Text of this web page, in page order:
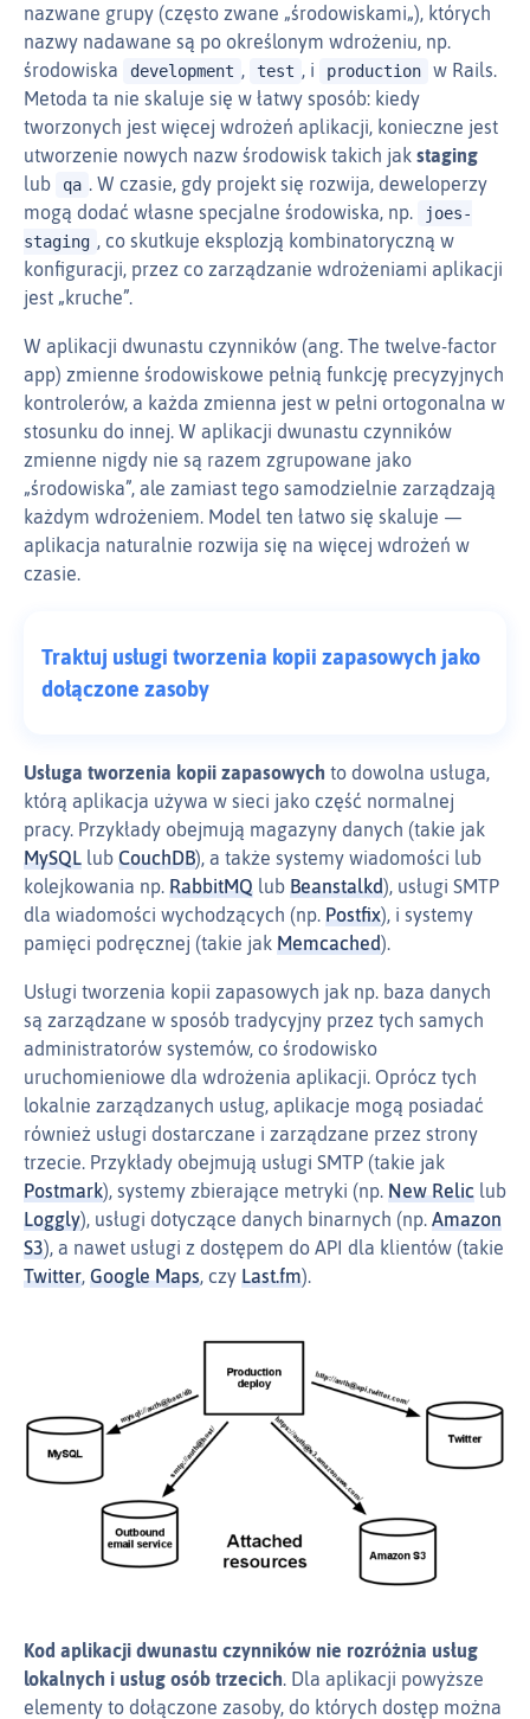
nazwane grupy (często zwane „środowiskami„), których
nazwy nadawane są po określonym wdrożeniu, np.
środowiska
development test , i production
w Rails.
Metoda ta nie skaluje się w łatwy sposób: kiedy
tworzonych jest więcej wdrożeń aplikacji, konieczne jest
utworzenie nowych nazw środowisk takich jak staging
lub
qa
. W czasie, gdy projekt się rozwija, deweloperzy
mogą dodać własne specjalne środowiska, np.
joes-
staging
, co skutkuje eksplozją kombinatoryczną w
konfiguracji, przez co zarządzanie wdrożeniami aplikacji
jest „kruche”.
W aplikacji dwunastu czynników (ang. The twelve-factor
app) zmienne środowiskowe pełnią funkcję precyzyjnych
kontrolerów, a każda zmienna jest w pełni ortogonalna w
stosunku do innej. W aplikacji dwunastu czynników
zmienne nigdy nie są razem zgrupowane jako
„środowiska”, ale zamiast tego samodzielnie zarządzają
każdym wdrożeniem. Model ten łatwo się skaluje —
aplikacja naturalnie rozwija się na więcej wdrożeń w
czasie.
Traktuj usługi tworzenia kopii zapasowych jako
dołączone zasoby
Usługa tworzenia kopii zapasowych to dowolna usługa,
którą aplikacja używa w sieci jako część normalnej
pracy. Przykłady obejmują magazyny danych (takie jak
MySQL
lub CouchDB), a także systemy wiadomości lub
kolejkowania np. RabbitMQ lub Beanstalkd), usługi SMTP
dla wiadomości wychodzących (np. Postfix), i systemy
pamięci podręcznej (takie jak Memcached).
Usługi tworzenia kopii zapasowych jak np. baza danych
są zarządzane w sposób tradycyjny przez tych samych
administratorów systemów, co środowisko
uruchomieniowe dla wdrożenia aplikacji. Oprócz tych
lokalnie zarządzanych usług, aplikacje mogą posiadać
również usługi dostarczane i zarządzane przez strony
trzecie. Przykłady obejmują usługi SMTP (takie jak
Postmark), systemy zbierające metryki (np. New Relic lub
Loggly), usługi dotyczące danych binarnych (np. Amazon
S3), a nawet usługi z dostępem do API dla klientów (takie
Twitter Google Maps , czy Last.fm).
Kod aplikacji dwunastu czynników nie rozróżnia usług
lokalnych i usług osób trzecich . Dla aplikacji powyższe
elementy to dołączone zasoby, do których dostęp można